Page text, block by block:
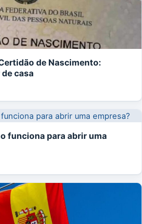
de Nascimento:
casa
funciona para abrir uma